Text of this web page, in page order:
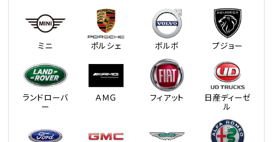
ミニ ポルシェ ボルボ プジョー
ランドローバ
ー
ＡＭＧ フィアット 日産ディーゼ
ル